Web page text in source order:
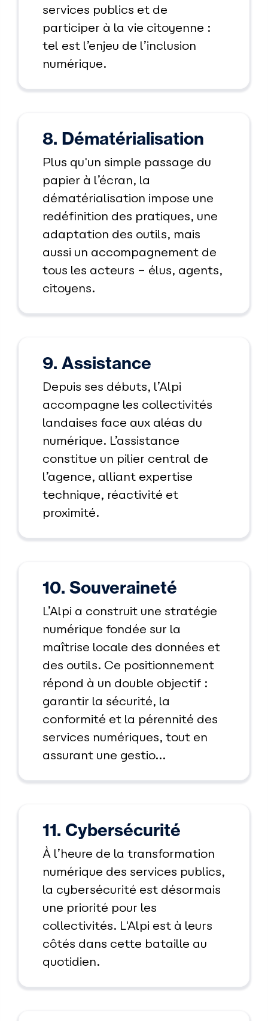
services publics et de
participer à la vie citoyenne :
tel est l’enjeu de l’inclusion
numérique.
8. Dématérialisation
Plus qu'un simple passage du
papier à l’écran, la
dématérialisation impose une
redéfinition des pratiques, une
adaptation des outils, mais
aussi un accompagnement de
tous les acteurs – élus, agents,
citoyens.
9. Assistance
Depuis ses débuts, l’Alpi
accompagne les collectivités
landaises face aux aléas du
numérique. L’assistance
constitue un pilier central de
l’agence, alliant expertise
technique, réactivité et
proximité.
10. Souveraineté
L’Alpi a construit une stratégie
numérique fondée sur la
maîtrise locale des données et
des outils. Ce positionnement
répond à un double objectif :
garantir la sécurité, la
conformité et la pérennité des
services numériques, tout en
assurant une gestio...
11. Cybersécurité
À l’heure de la transformation
numérique des services publics,
la cybersécurité est désormais
une priorité pour les
collectivités. L'Alpi est à leurs
côtés dans cette bataille au
quotidien.